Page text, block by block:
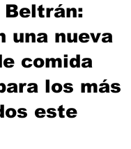
Beltrán:
una nueva
comida
los más
este